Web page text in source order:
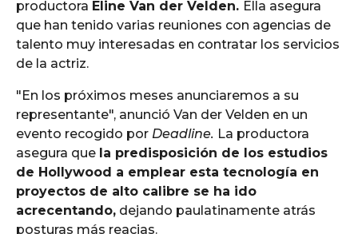
productora Eline Van der Velden. Ella asegura
que han tenido varias reuniones con agencias de
talento muy interesadas en contratar los servicios
de la actriz.
"En los próximos meses anunciaremos a su
representante", anunció Van der Velden en un
evento recogido por Deadline. La productora
asegura que la predisposición de los estudios
de Hollywood a emplear esta tecnología en
proyectos de alto calibre se ha ido
acrecentando, dejando paulatinamente atrás
posturas más reacias.